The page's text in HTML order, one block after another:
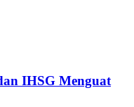
IHSG Menguat